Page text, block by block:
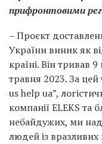
прифронтовими
– Проєкт
України виник як
країні. Він тривав
травня 2023. За
us help ua”,
компанії ELEKS та
небайдужих, ми
людей із вразливих